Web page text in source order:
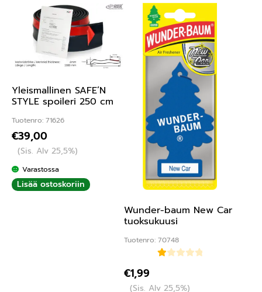
Yleismallinen SAFE’N
STYLE spoileri 250 cm
Tuotenro: 71626
€39,00
(Sis. Alv 25,5%)
Varastossa
Lisää ostoskoriin
Wunder-baum New Car
tuoksukuusi
Tuotenro: 70748
ste
€1,99
(Sis. Alv 25,5%)